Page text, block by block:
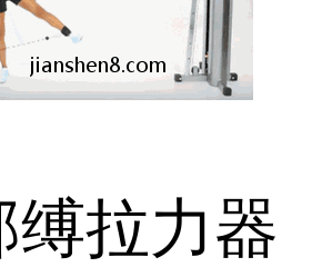
缚拉力器